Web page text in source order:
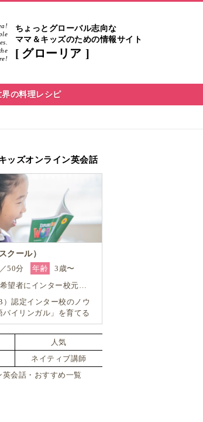
ちょっとグローバル志向な
ママ＆キッズのための情報サイト
グローリア
界の料理レシピ
ッズオンライン英会話
クール）
50分 年齢
3歳〜
望者にインター校元…
）認定インター校のノウ
イリンガル」を育てる
「GO School（ゴースク
人気
ネイティブ講師
会話・おすすめ一覧